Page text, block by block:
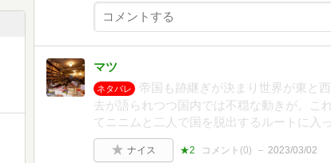
マツ
ネタバレ
帝国も跡継ぎが決まり世界が東と
去が語られつつ国内では不穏な動きが。こ
てニニムと二人で国を脱出するルートに入
ナイス ★2 コメント(0) 2023/03/02